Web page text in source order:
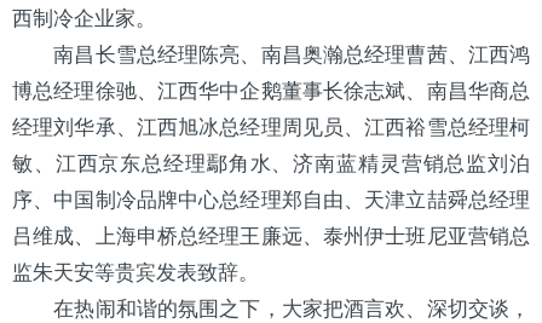
西制冷企业家。
南昌长雪总经理陈亮、南昌奥瀚总经理曹茜、江西鸿
博总经理徐驰、江西华中企鹅董事长徐志斌、南昌华商总
经理刘华承、江西旭冰总经理周见员、江西裕雪总经理柯
敏、江西京东总经理鄢角水、济南蓝精灵营销总监刘泊
序、中国制冷品牌中心总经理郑自由、 天津立喆舜总经理
吕维成、 上海申桥总经理王廉远、泰州伊士班尼亚营销总
监朱天安等贵宾发表致辞。
在热闹和谐的氛围之下，大家把酒言欢、深切交谈，